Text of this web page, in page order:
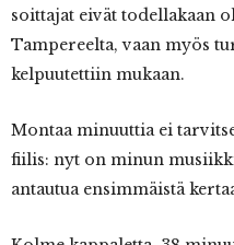
soittajat eivät todellakaan
Tampereelta, vaan myös
kelpuutettiin mukaan.
Montaa minuuttia ei
fiilis: nyt on minun
antautua ensimmäistä